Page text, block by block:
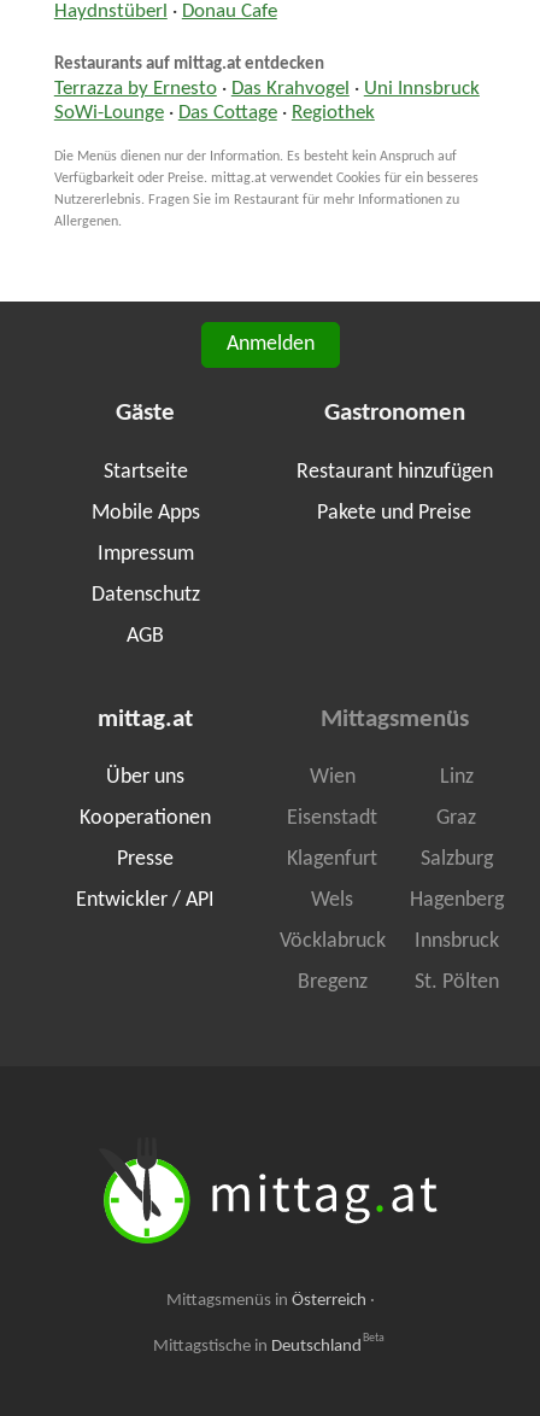
Haydnstüberl · Donau Cafe
Restaurants auf mittag.at entdecken
Terrazza by Ernesto· Das Krahvogel · Uni Innsbruck
SoWi-Lounge· Das Cottage· Regiothek
Die Menüs dienen nur der Information. Es besteht kein Anspruch auf
Verfügbarkeit oder Preise. mittag.at verwendet Cookies für ein besseres
Nutzererlebnis. Fragen Sie im Restaurant für mehr Informationen zu
Allergenen.
Anmelden
Gäste
Startseite
Mobile Apps
Impressum
Datenschutz
AGB
Gastronomen
Restaurant hinzufügen
Pakete und Preise
mittag.at
Über uns
Kooperationen
Presse
Entwickler / API
Mittagsmenüs
Wien
Linz
Eisenstadt
Graz
Klagenfurt
Salzburg
Wels
Hagenberg
Vöcklabruck
Innsbruck
Bregenz
St. Pölten
Mittagsmenüs in Österreich ·
Mittagstische in Deutschland Beta